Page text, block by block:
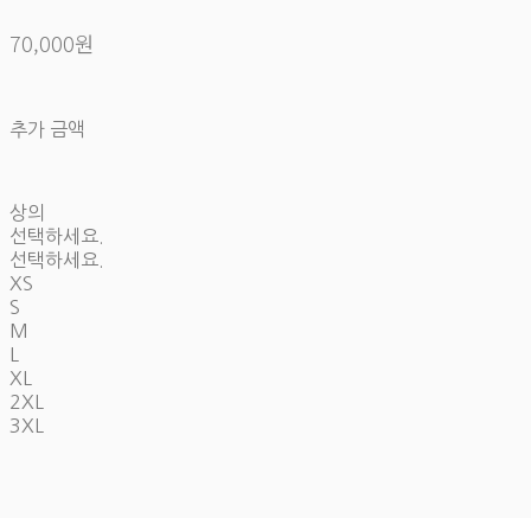
70,000원
추가 금액
상의
선택하세요.
선택하세요.
XS
S
M
XL
2XL
3XL